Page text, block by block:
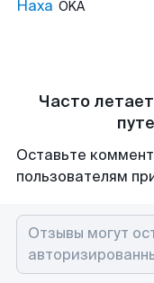
Наха OKA
Часто
Оставьте
пользователям